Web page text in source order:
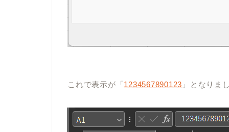
これで表示が「1234567890123 」となりま